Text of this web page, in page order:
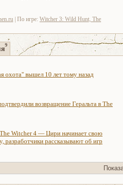
| По игре: Witcher 3: Wild Hunt, The
9
охота" вышел 10 лет тому назад
возвращение Геральта в The
Witcher 4 — Цири начинает свою
разработчики рассказывают об игр